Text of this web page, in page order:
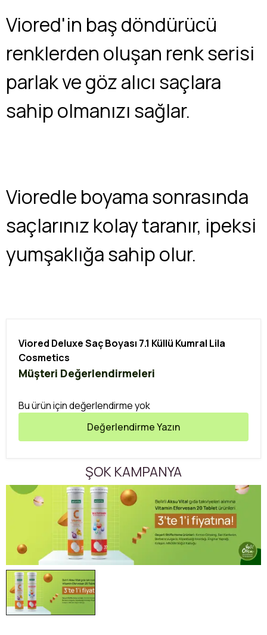
Viored'in baş döndürücü
renklerden oluşan renk serisi
parlak ve göz alıcı saçlara
sahip olmanızı sağlar.
Vioredle boyama sonrasında
saçlarınız kolay taranır, ipeksi
yumşaklığa sahip olur.
Viored Deluxe Saç Boyası 7.1 Küllü Kumral Lila
Cosmetics
Müşteri Değerlendirmeleri
Bu ürün için değerlendirme yok
Değerlendirme Yazın
ŞOK KAMPANYA